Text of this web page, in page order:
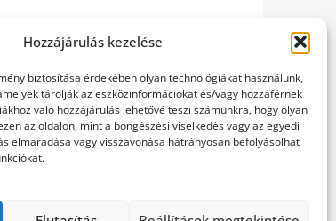
Hozzájárulás kezelése
biztosítása érdekében olyan technológiákat használunk,
tárolják az eszközinformációkat és/vagy hozzáférnek
való hozzájárulás lehetővé teszi számunkra, hogy olyan
az oldalon, mint a böngészési viselkedés vagy az egyedi
elmaradása vagy visszavonása hátrányosan befolyásolhat